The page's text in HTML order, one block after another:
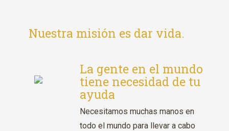
Nuestra misión es dar vida.
La gente en el mundo
tiene necesidad de tu
ayuda
Necesitamos muchas manos en
todo el mundo para llevar a cabo